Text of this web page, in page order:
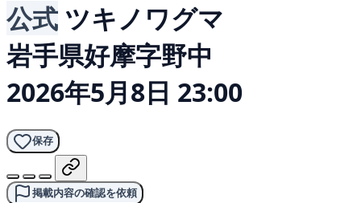
公式 ツキノワグマ
岩手県好摩字野中
2026年5月8日 23:00
保存
掲載内容の確認を依頼